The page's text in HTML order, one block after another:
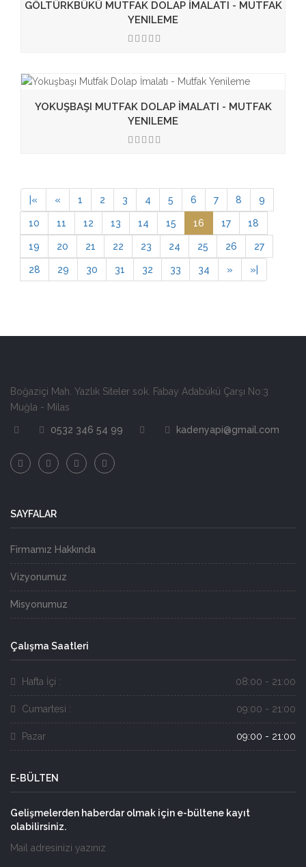
GÖLTÜRKBÜKÜ MUTFAK DOLAP İMALATI - MUTFAK
YENILEME
YOKUŞBAŞI MUTFAK DOLAP İMALATI - MUTFAK
YENILEME
« « 1 2 3 4 5 6 7 8 9
10 11 12 13 14 15 16 17 18
19 20 21 22 23 24 25 26 27
28 29 30 31 32 33 34 » »
Boğaziçi Mah. Yazlık Siteler sok. Fabay Adabükü Çarşı No:3
Muğla - Milas
0532 346 54 99 kadenyapi@gmail.com
SAYFALAR
Firmamız Hakkında
Vizyonumuz
Misyonumuz
Çalışma Saatleri
Hafta İçi : 08:00 - 21:00
Cumartesi : 09:00 - 21:00
Pazar 09:00 - 21:00
E-BÜLTEN
Gelişmelerden haberdar olmak için e-bültene kayıt
olabilirsiniz.
Mail adresinizi yazınız